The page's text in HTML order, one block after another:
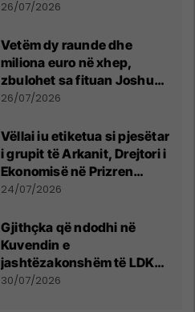
kontroll të madh
26/07/2026
Vetëm dy raunde dhe
miliona euro në xhep,
zbulohet sa fituan Joshua
e Prenga
26/07/2026
Vëllai iu etiketua si pjesëtar
i grupit të Arkanit, Drejtori i
Ekonomisë në Prizren
mohon pretendimet
24/07/2026
Gjithçka që ndodhi në
Kuvendin e
jashtëzakonshëm të LDK-
së
30/07/2026